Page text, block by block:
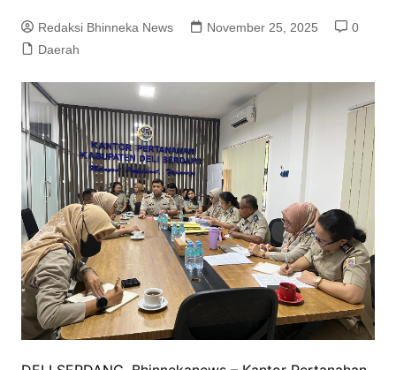
Redaksi Bhinneka News November 25, 2025
0
Daerah